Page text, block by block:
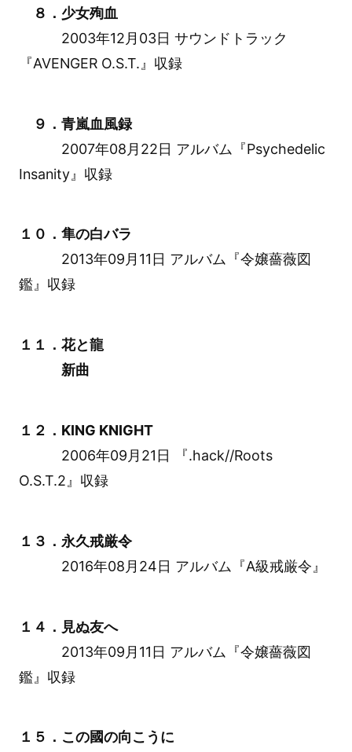
８．少女殉血
2003年12月03日 サウンドトラック
『AVENGER O.S.T.』収録
９．青嵐血風録
2007年08月22日 アルバム『Psychedelic
Insanity』収録
１０．隼の白バラ
2013年09月11日 アルバム『令嬢薔薇図
鑑』収録
１１．花と龍
新曲
１２．KING KNIGHT
2006年09月21日 『.hack//Roots
O.S.T.2』収録
１３．永久戒厳令
2016年08月24日 アルバム『A級戒厳令』
１４．見ぬ友へ
2013年09月11日 アルバム『令嬢薔薇図
鑑』収録
１５．この國の向こうに